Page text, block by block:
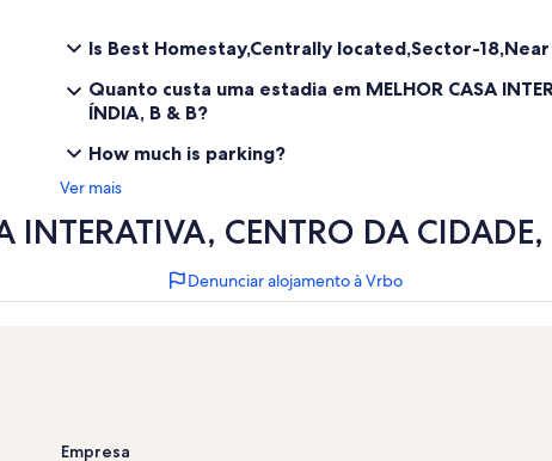
Is Best Homestay,Centrally located,Sector-
Quanto custa uma estadia em MELHOR CASA
ÍNDIA, B & B?
How much is parking?
Ver mais
CENTRO DA
Denunciar alojamento à Vrbo
Empresa